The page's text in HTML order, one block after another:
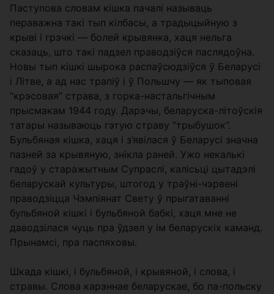
Паступова словам кішка пачалі называць
пераважна такі тып кілбасы, а традыцыйную з
крыві і грэчкі — болей крывянка, хаця нельга
сказаць, што такі падзел праводзіўся паслядоўна.
Новы тып кішкі шырока распаўсюдзіўся ў Беларусі
і Літве, а ад нас трапіў і ў Польшчу — як тыповая
“крэсовая” страва, з горка-настальгічным
прысмакам 1944 году. Дарэчы, беларуска-літоўскія
татары называюць гэтую страву “трыбушок”.
Бульбяная кішка, хаця і з’явілася ў Беларусі значна
пазней за крывяную, знікла раней. Ужо некалькі
гадоў у старажытным Супраслі, калісьці цытадэлі
беларускай культуры, штогод у траўні-чэрвені
праводзіцца Чэмпіянат Свету ў прыгатаванні
бульбяной кішкі і бульбяной бабкі, хаця мне не
даводзілася чуць пра ўдзел у ім беларускіх каманд.
Прынамсі, пра паспяховы.
Шкада кішкі, і бульбяной, і крывяной, і слова, і
стравы. Слова карэннае беларускае, бо па-польску